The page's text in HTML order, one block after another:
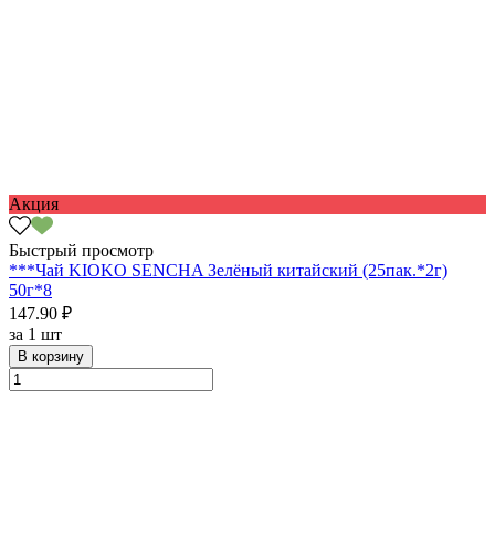
Акция
Быстрый просмотр
***Чай KIOKO SENCHA Зелёный китайский (25пак.*2г)
50г*8
147.90 ₽
за 1 шт
В корзину